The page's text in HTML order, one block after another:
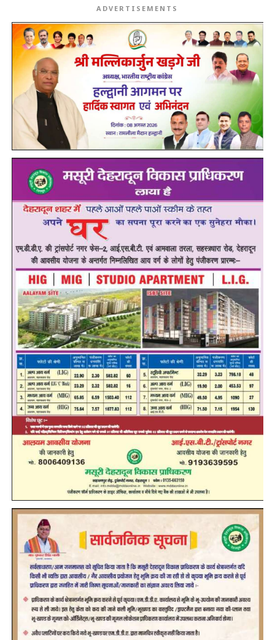
ADVERTISEMENTS